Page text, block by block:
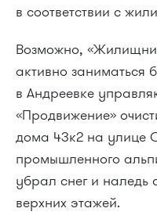
в соответствии с
Возможно,
активно заниматься
в Андреевке
«Продвижение»
дома 43к2 на улице
промышленного
убрал снег и наледь
верхних этажей.